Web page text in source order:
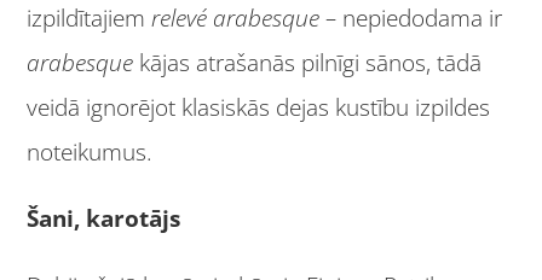
izpildītajiemrelevé arabesque – nepiedodama ir
arabesque kājas atrašanās pilnīgi sānos, tādā
veidā ignorējot klasiskās dejas kustību izpildes
noteikumus.
Šani, karotājs